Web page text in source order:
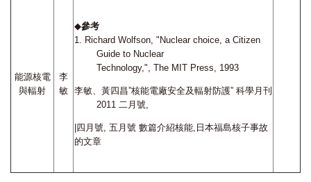
能源核電
與輻射
李
敏
◆參考
1.
Richard Wolfson, "Nuclear choice, a Citizen
Guide to Nuclear
Technology,", The MIT Press, 1993
李敏、黃四昌”核能電廠安全及輻射防護” 科學月刊
2011 二月號,
|四月號 五月號 數篇介紹核能 日本福島核子事故
的文章